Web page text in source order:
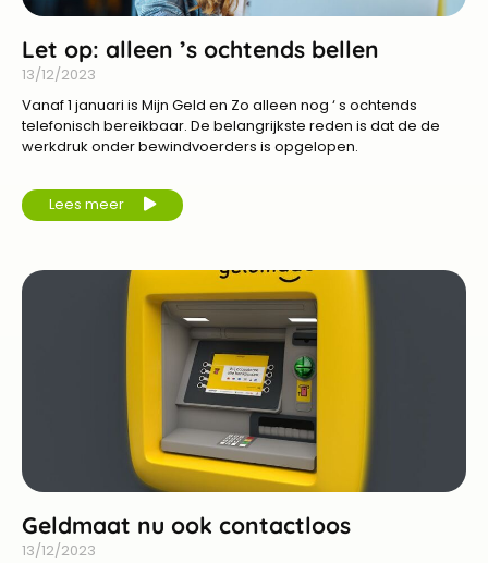
Let op: alleen ’s ochtends bellen
13/12/2023
Vanaf 1 januari is Mijn Geld en Zo alleen nog ‘ s ochtends
telefonisch bereikbaar. De belangrijkste reden is dat de de
werkdruk onder bewindvoerders is opgelopen.
Lees meer
Geldmaat nu ook contactloos
13/12/2023